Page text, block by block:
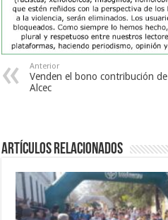
Anterior
Venden el bono contribución de
Alcec
Artículos Relacionados